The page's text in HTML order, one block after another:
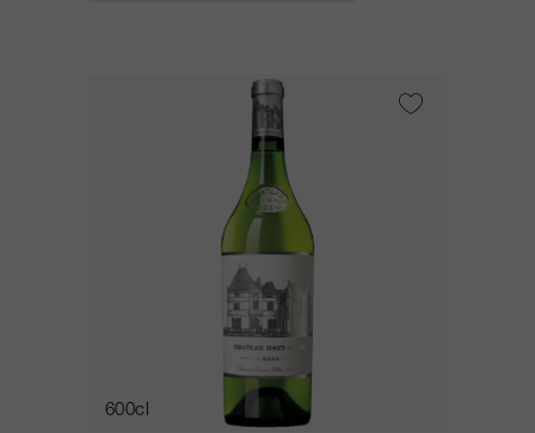
600cl